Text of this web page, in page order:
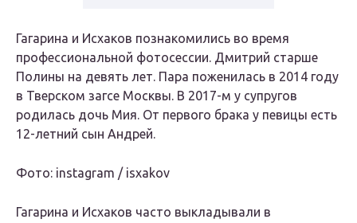
Гагарина и Исхаков познакомились во время
профессиональной фотосессии. Дмитрий старше
Полины на девять лет. Пара поженилась в 2014 году
в Тверском загсе Москвы. В 2017-м у супругов
родилась дочь Мия. От первого брака у певицы есть
12-летний сын Андрей.
Фото: instagram / isxakov
Гагарина и Исхаков часто выкладывали в